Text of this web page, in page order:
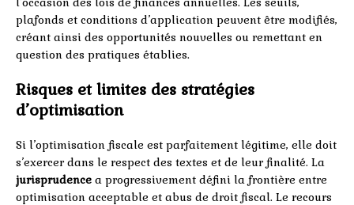
plafonds et conditions d’application peuvent être modifiés,
créant ainsi des opportunités nouvelles ou remettant en
question des pratiques établies.
Risques et limites des stratégies
d’optimisation
Si l’optimisation fiscale est parfaitement légitime, elle doit
s’exercer dans le respect des textes et de leur finalité. La
jurisprudence a progressivement défini la frontière entre
optimisation acceptable et abus de droit fiscal. Le recours